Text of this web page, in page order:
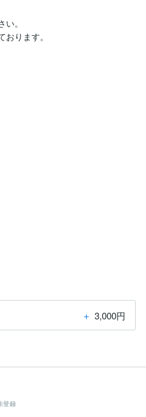
。
ります。
＋ 3,000円
登録